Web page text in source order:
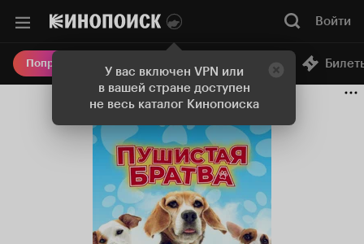
У вас включен VPN или
в вашей стране доступен
не весь каталог Кинопоиска
Войти
Попробовать Плюс Онлайн-кинотеатр